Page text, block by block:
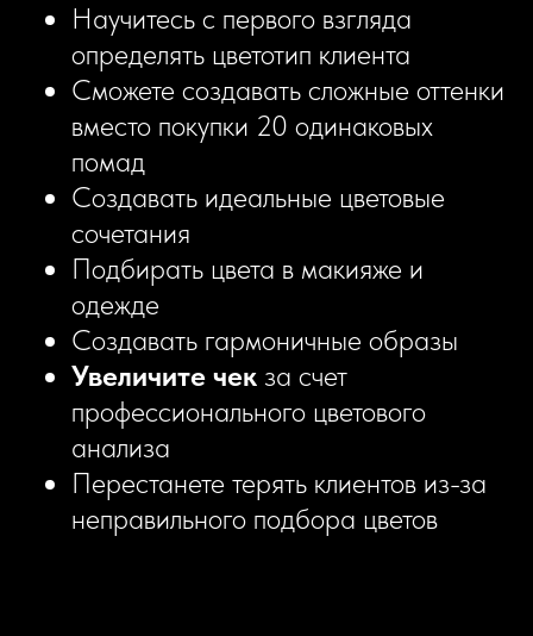
Научитесь с первого взгляда
определять цветотип клиента
Сможете создавать сложные оттенки
вместо покупки 20 одинаковых
помад
Создавать идеальные цветовые
сочетания
Подбирать цвета в макияже и
одежде
Создавать гармоничные образы
Увеличите чек за счет
профессионального цветового
анализа
Перестанете терять клиентов из-за
неправильного подбора цветов